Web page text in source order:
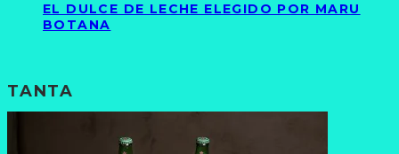
EL DULCE DE LECHE ELEGIDO POR MARU
BOTANA
TANTA